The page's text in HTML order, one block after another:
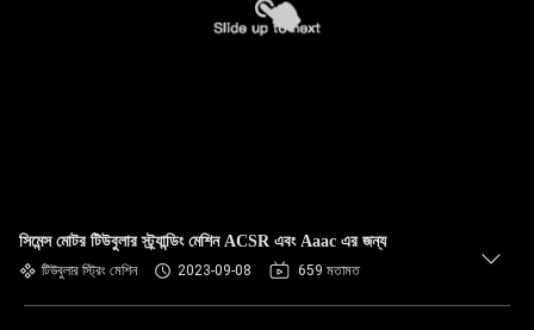
সিমেন্স মোটর টিউবুলার স্ট্র্যান্ডিং মেশিন ACSR এবং Aaac এর জন্য
টিউবুলার স্ট্রিং মেশিন 2023-09-08 659 মতামত